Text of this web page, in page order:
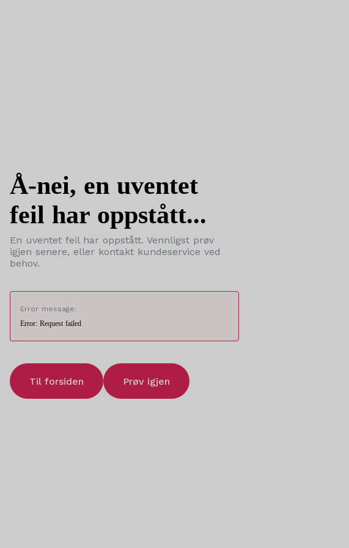
Å-nei, en uventet
feil har oppstått...
En uventet feil har oppstått. Vennligst prøv
igjen senere, eller kontakt kundeservice ved
behov.
Error message:
Error: Request failed
Til forsiden Prøv igjen